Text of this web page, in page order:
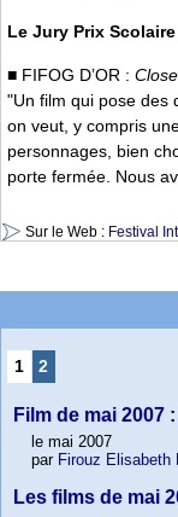
Le Jury Prix
■ FIFOG D’OR :
"Un film qui pose des
on veut, y compris
personnages, bien
porte fermée. Nous
Sur le Web : Festival
1 2
Film de mai 2007
le mai 2007
par Firouz Elisabeth
Les films de mai